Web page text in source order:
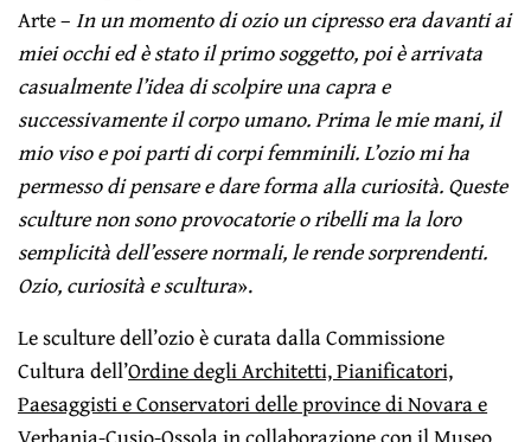
Arte –In un momento di ozio un cipresso era davanti ai
miei occhi ed è stato il primo soggetto, poi è arrivata
casualmente l’idea di scolpire una capra e
successivamente il corpo umano. Prima le mie mani, il
mio viso e poi parti di corpi femminili. L’ozio mi ha
permesso di pensare e dare forma alla curiosità. Queste
sculture non sono provocatorie o ribelli ma la loro
semplicità dell’essere normali, le rende sorprendenti.
Ozio, curiosità e scultura».
Le sculture dell’ozio è curata dalla Commissione
Cultura dell’Ordine degli Architetti, Pianificatori,
Paesaggisti e Conservatori delle province di Novara e